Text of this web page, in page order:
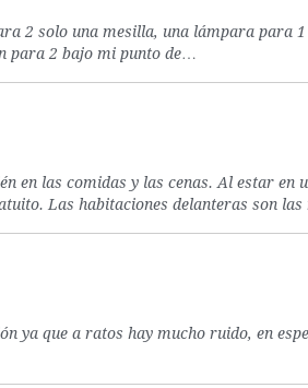
2 solo una mesilla, una lámpara para
para 2 bajo mi punto de…
en las comidas y las cenas. Al estar en
Las habitaciones delanteras son las
ya que a ratos hay mucho ruido, en